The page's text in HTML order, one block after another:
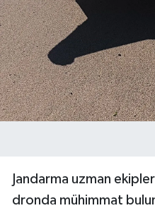
Jandarma uzman
dronda mühimmat